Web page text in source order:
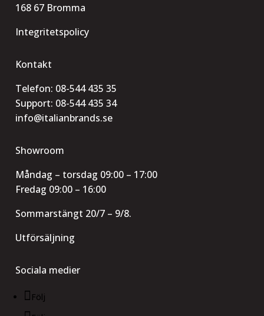
168 67 Bromma
Integritetspolicy
Kontakt
Telefon: 08-544 435 35
Support: 08-544 435 34
info@italianbrands.se
Showroom
Måndag – torsdag 09:00 – 17:00
Fredag 09:00 – 16:00
Sommarstängt 20/7 – 9/8.
Utförsäljning
Sociala medier
Följ